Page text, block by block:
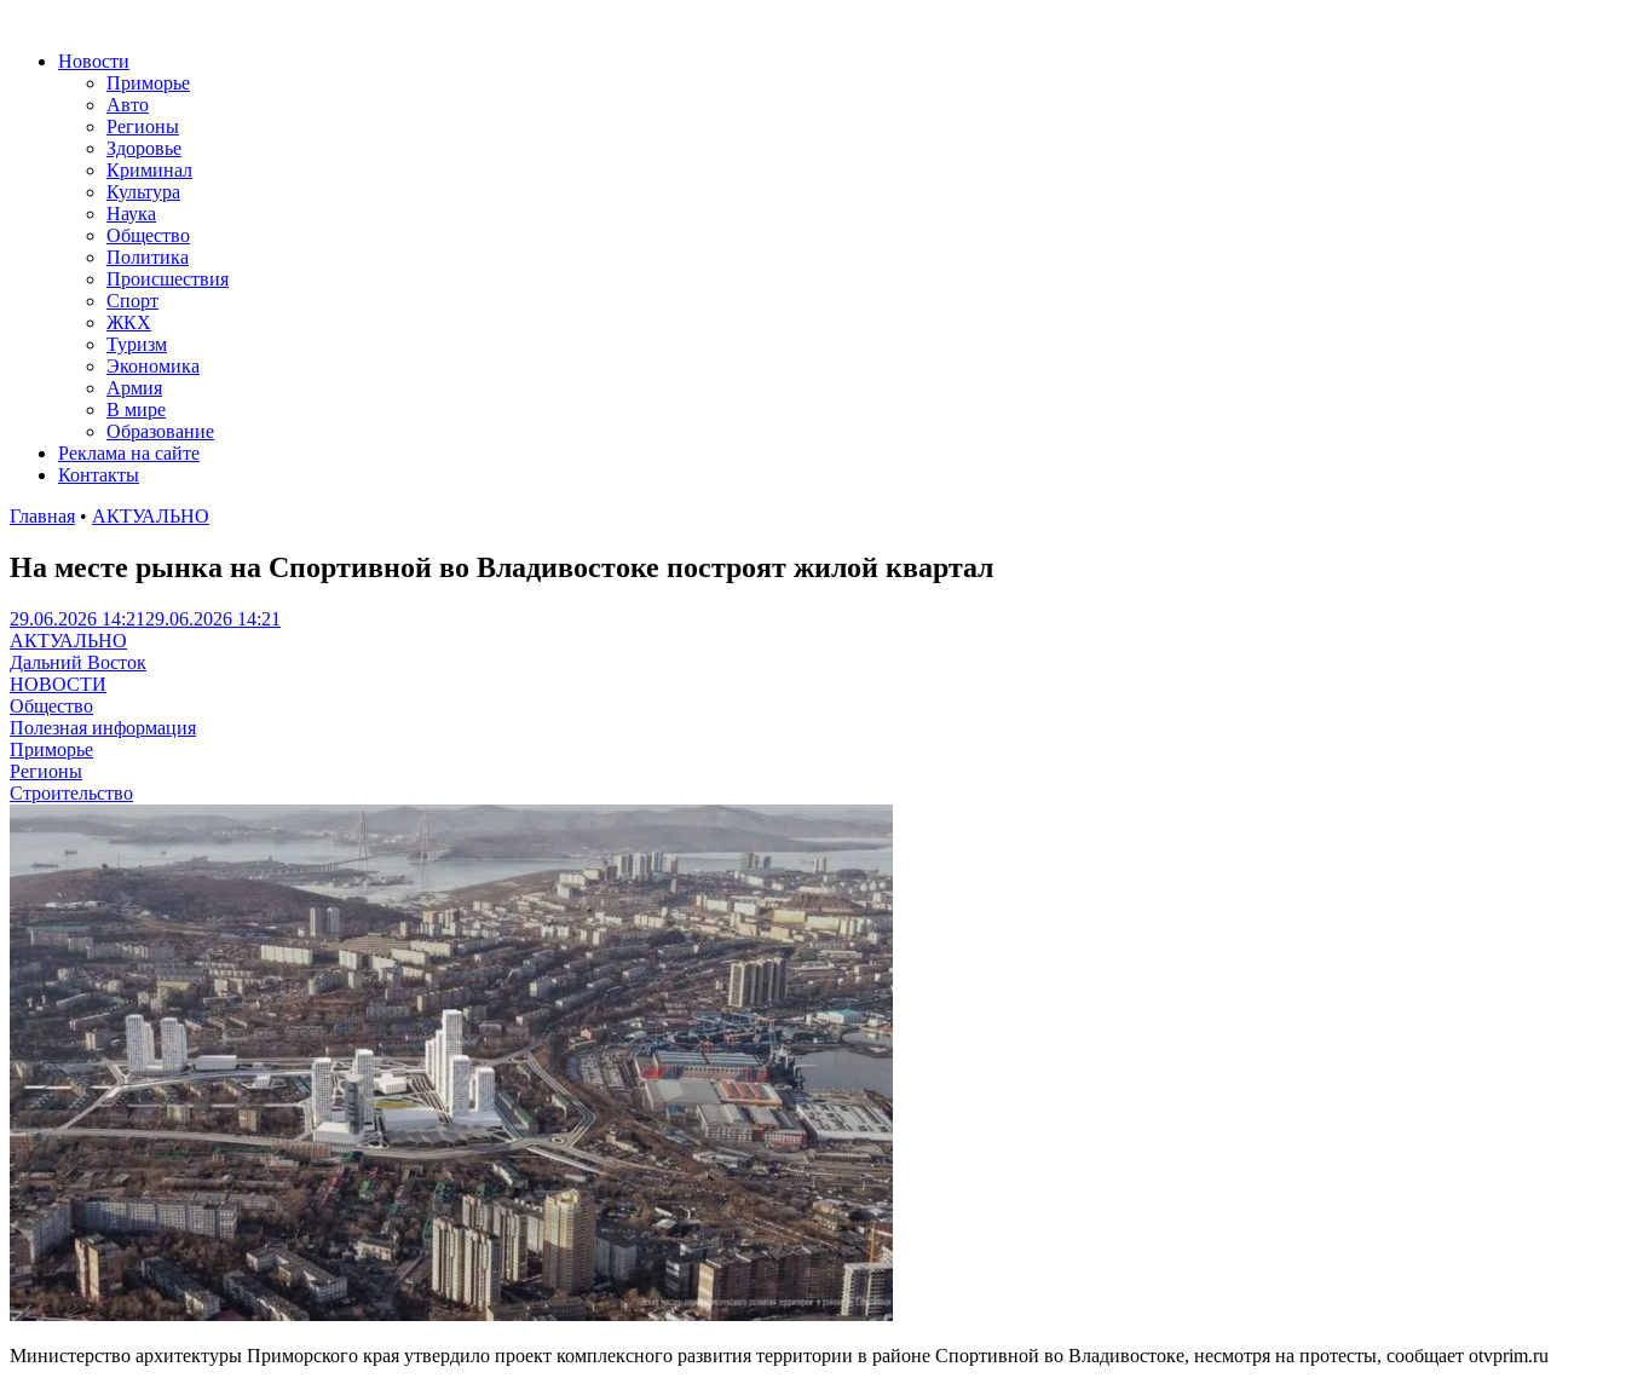
Новости
Приморье
Авто
Регионы
Здоровье
Криминал
Культура
Наука
Общество
Политика
Происшествия
Спорт
ЖКХ
Туризм
Экономика
Армия
В мире
Образование
Реклама на сайте
Контакты
Главная • АКТУАЛЬНО
На месте рынка на Спортивной во Владивостоке построят жилой квартал
29.06.2026 14:21 29.06.2026 14:21
АКТУАЛЬНО
Дальний Восток
НОВОСТИ
Общество
Полезная информация
Приморье
Регионы
Строительство
Министерство архитектуры Приморского края утвердило проект комплексного развития территории в районе Спортивной во Владивостоке, несмотря на протесты, сообщает otvprim.ru